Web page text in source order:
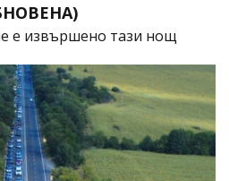
е извършено тази нощ